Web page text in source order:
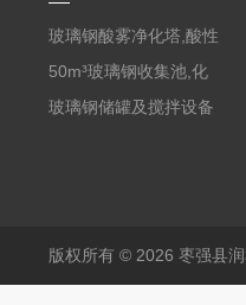
玻璃钢酸雾净化塔,酸性
废气洗涤塔处理工艺
50m³玻璃钢收集池,化
粪罐
玻璃钢储罐及搅拌设备
版权所有 © 2026 枣强县